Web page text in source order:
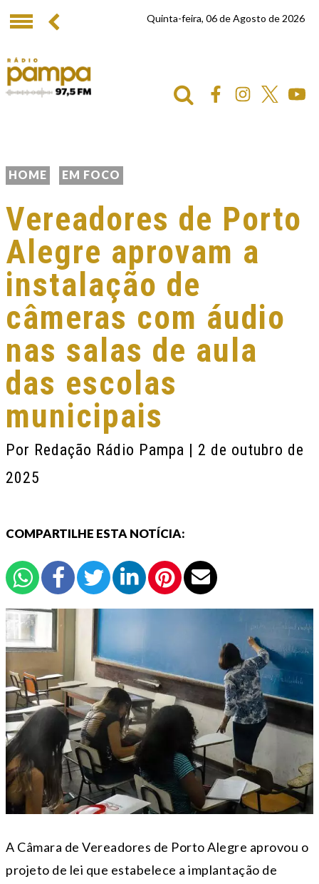
Quinta-feira, 06 de Agosto de 2026
HOME EM FOCO
Vereadores de Porto
Alegre aprovam a
instalação de
câmeras com áudio
nas salas de aula
das escolas
municipais
Por Redação Rádio Pampa | 2 de outubro de
2025
COMPARTILHE ESTA NOTÍCIA:
A Câmara de Vereadores de Porto Alegre aprovou o
projeto de lei que estabelece a implantação de